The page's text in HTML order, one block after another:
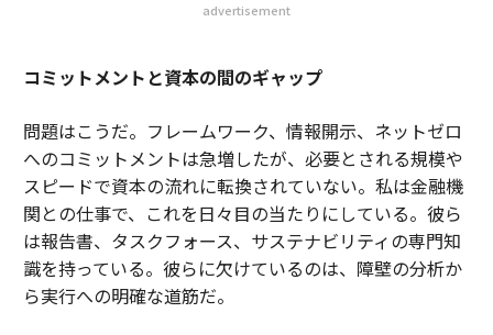
advertisement
コミットメントと資本の間のギャップ
問題はこうだ。フレームワーク、情報開示、ネットゼロ
へのコミットメントは急増したが、必要とされる規模や
スピードで資本の流れに転換されていない。私は金融機
関との仕事で、これを日々目の当たりにしている。彼ら
は報告書、タスクフォース、サステナビリティの専門知
識を持っている。彼らに欠けているのは、障壁の分析か
ら実行への明確な道筋だ。